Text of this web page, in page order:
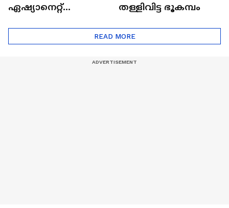
ഏഷ്യാനെറ്റ്
തള്ളിവിട്ട ഭൂകമ്പം
READ MORE